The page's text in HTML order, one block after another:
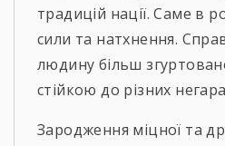
традицій нації. Саме в
сили та натхнення.
людину більш
стійкою до різних
Зародження міцної та